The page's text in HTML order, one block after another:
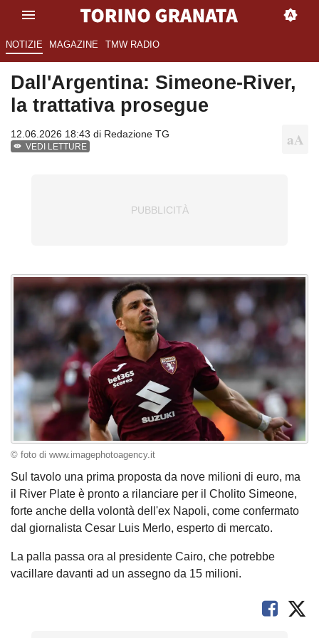
NOTIZIE MAGAZINE TMW RADIO
Dall'Argentina: Simeone-River,
la trattativa prosegue
12.06.2026 18:43 di Redazione TG
VEDI LETTURE
© foto di www.imagephotoagency.it
Sul tavolo una prima proposta da nove milioni di euro, ma
il River Plate è pronto a rilanciare per il Cholito Simeone,
forte anche della volontà dell'ex Napoli, come confermato
dal giornalista Cesar Luis Merlo, esperto di mercato.
La palla passa ora al presidente Cairo, che potrebbe
vacillare davanti ad un assegno da 15 milioni.